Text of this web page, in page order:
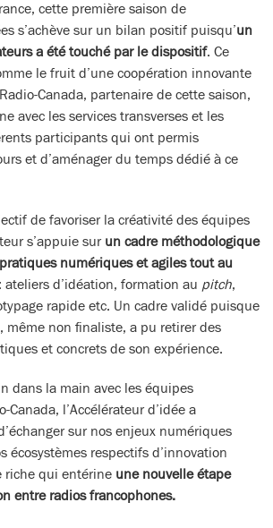
cette première saison de
s’achève sur un bilan positif puisqu’un
a été touché par le dispositif. Ce
le fruit d’une coopération innovante
Canada, partenaire de cette saison,
avec les services transverses et les
participants qui ont permis
et d’aménager du temps dédié à ce
de favoriser la créativité des équipes
s’appuie sur un cadre méthodologique
numériques et agiles tout au
d’idéation, formation au pitch,
rapide etc. Un cadre validé puisque
même non finaliste, a pu retirer des
et concrets de son expérience.
dans la main avec les équipes
Canada, l’Accélérateur d’idée a
sur nos enjeux numériques
écosystèmes respectifs d’innovation
riche qui entérine une nouvelle étape
entre radios francophones.